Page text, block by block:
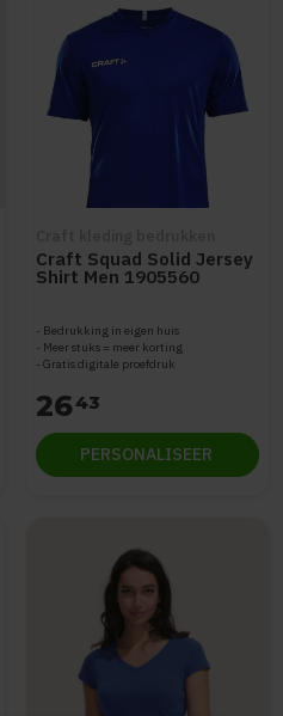
Craft Squad Solid Jersey
Shirt Men 1905560
Bedrukking in eigen huis
Meer stuks = meer korting
Gratis digitale proefdruk
2643
PERSONALISEER